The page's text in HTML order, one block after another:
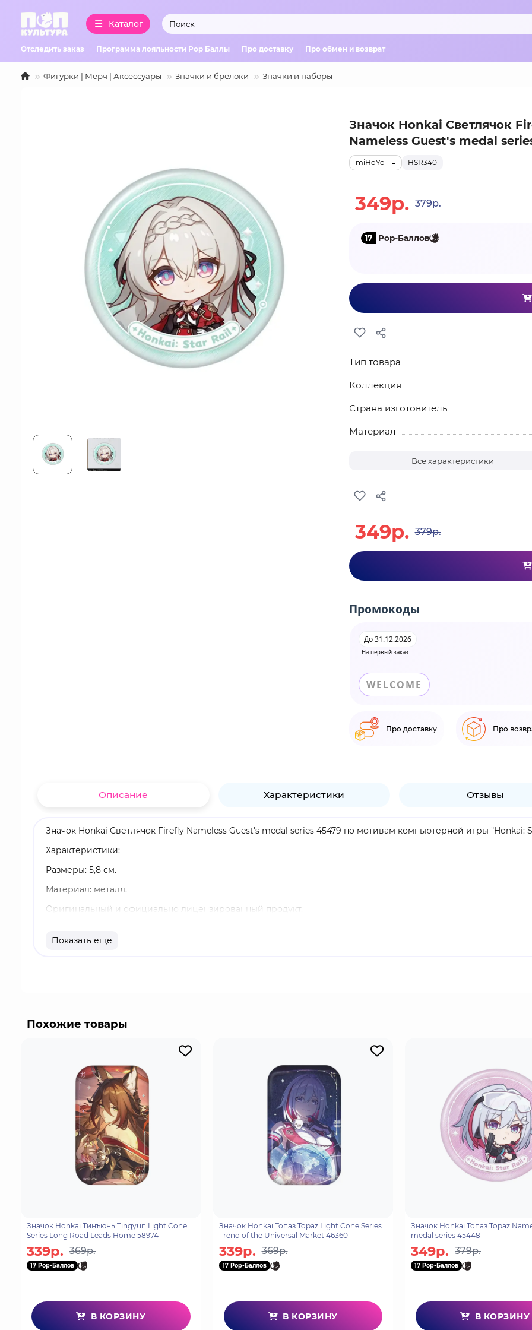
Каталог
Отследить заказ Программа лояльности Pop Баллы Про доставку Про обмен и возврат
Фигурки | Мерч | Аксессуары Значки и брелоки Значки и наборы
Значок Honkai Светлячок
Nameless Guest's medal
HSR340
miHoYo
349р. 379р.
17 Pop-Баллов
Тип товара
Коллекция
Страна изготовитель
Материал
Все характеристики
349р. 379р.
Промокоды
На первый заказ
До 31.12.2026
WELCOME
Про доставку Про
Описание Характеристики Отзывы
Значок Honkai Светлячок Firefly Nameless Guest's medal series 45479 по мотивам компьютерной игры "Honkai:
Характеристики:
Размеры: 5,8 см.
Материал: металл.
Оригинальный и официально лицензированный продукт.
Светлячок - девушка из Охотников за Стелларонами. Она одета в механическую броню "Сэм". Светлячок
Показать еще
Похожие товары
Значок Honkai Тинъюнь Tingyun Light Cone
Series Long Road Leads Home 58974
339р. 369р.
17 Pop-Баллов
В КОРЗИНУ
Значок Honkai Топаз Topaz Light Cone Series
Trend of the Universal Market 46360
339р. 369р.
17 Pop-Баллов
В КОРЗИНУ
Значок Honkai Топаз Topaz
medal series 45448
349р. 379р.
17 Pop-Баллов
В КОРЗИНУ